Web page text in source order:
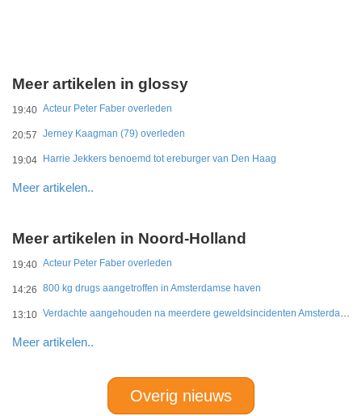
Meer artikelen in glossy
19:40 Acteur Peter Faber overleden
20:57 Jerney Kaagman (79) overleden
19:04 Harrie Jekkers benoemd tot ereburger van Den Haag
Meer artikelen..
Meer artikelen in Noord-Holland
19:40 Acteur Peter Faber overleden
14:26 800 kg drugs aangetroffen in Amsterdamse haven
13:10 Verdachte aangehouden na meerdere geweldsincidenten Amsterdam-West
Meer artikelen..
Overig nieuws